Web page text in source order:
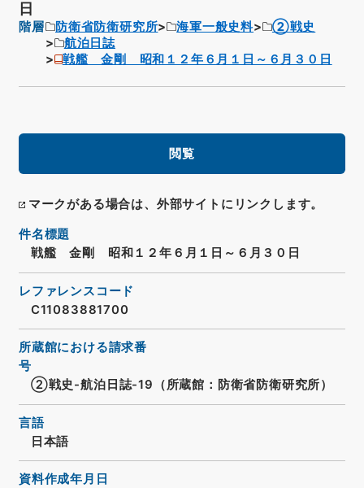
日
階層 防衛省防衛研究所 海軍一般史料
②戦史
航泊日誌
戦艦 金剛 昭和１２年６月１日～６月３０日
閲覧
マークがある場合は、外部サイトにリンクします。
件名標題
戦艦 金剛 昭和１２年６月１日～６月３０日
レファレンスコード
C11083881700
所蔵館における請求番
号
②戦史-航泊日誌-19（所蔵館：防衛省防衛研究所）
言語
日本語
資料作成年月日